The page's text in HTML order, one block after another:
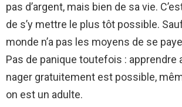
pas d’argent, mais bien de sa vie.
de s’y mettre le plus tôt possible.
monde n’a pas les moyens de se
Pas de panique toutefois : apprendre
nager gratuitement est possible,
on est un adulte.